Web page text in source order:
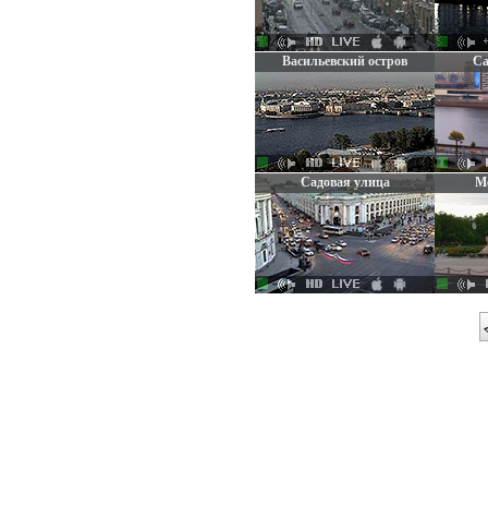
Васильевский остров
Веб-камера на шпиле
Петропавловки
Садовая улица
Обзор Гостиного Двора и
Садовой улицы